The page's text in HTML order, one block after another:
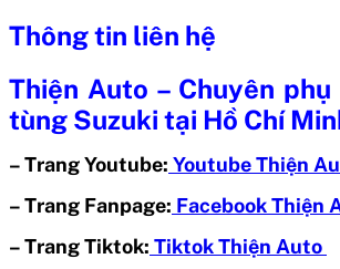
Thông tin liên hệ
Thiện Auto – Chuyên
tùng Suzuki tại Hồ Chí
– Trang Youtube: Youtube Thiện
– Trang Fanpage: Facebook Thiện
– Trang Tiktok: Tiktok Thiện Auto